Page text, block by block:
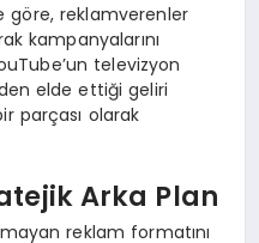
göre, reklamverenler
kampanyalarını
televizyon
elde ettiği geliri
parçası olarak
Arka Plan
reklam formatını